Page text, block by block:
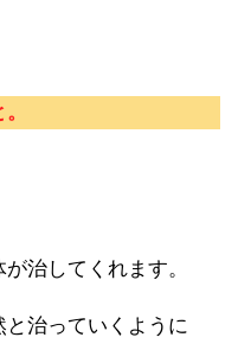
治してくれます。
治っていくように